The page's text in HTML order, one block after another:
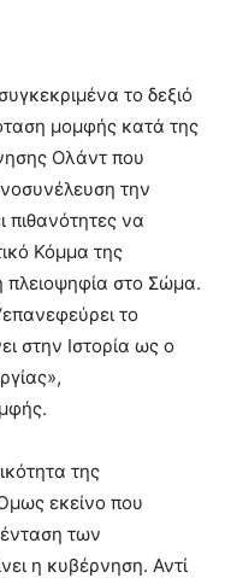
το δεξιό
μομφής κατά της
Ολάντ που
την
πιθανότητες να
Κόμμα της
πλειοψηφία στο Σώμα.
το
στην Ιστορία ως ο
της
εκείνο που
των
η κυβέρνηση. Αντί